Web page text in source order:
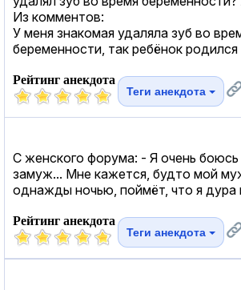
Из комментов:
У меня знакомая удаляла зуб во
беременности, так ребёнок родился
Рейтинг анекдота
Теги анекдота
С женского форума: - Я очень
замуж... Мне кажется, будто мой
однажды ночью, поймёт, что я дура
Рейтинг анекдота
Теги анекдота